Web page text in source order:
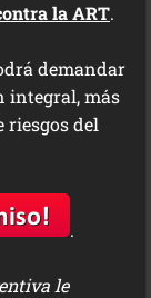
la ART.
demandar
integral, más
riesgos del
.
le